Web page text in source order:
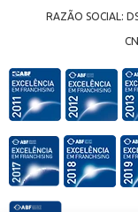
RAZÃO SOCIAL: